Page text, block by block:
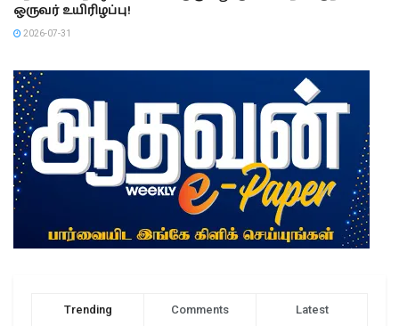
ஒருவர் உயிரிழப்பு!
2026-07-31
Trending Comments Latest